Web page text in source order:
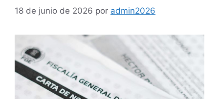
18 de junio de 2026 por admin2026